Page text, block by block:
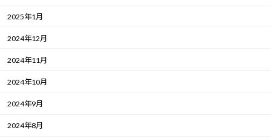
2025年1月
2024年12月
2024年11月
2024年10月
2024年9月
2024年8月